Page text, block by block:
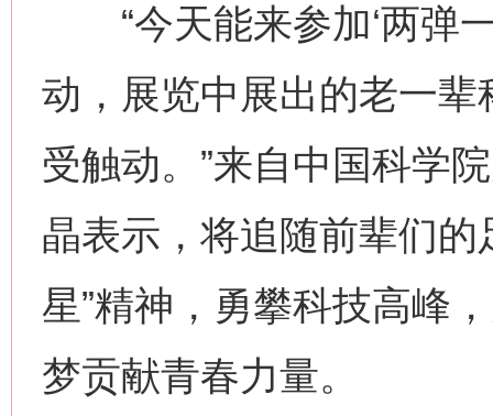
“今天能来参加‘两弹一
动，展览中展出的老一
受触动。”来自中国科学
晶表示，将追随前辈们的
星”精神，勇攀科技高峰
梦贡献青春力量。